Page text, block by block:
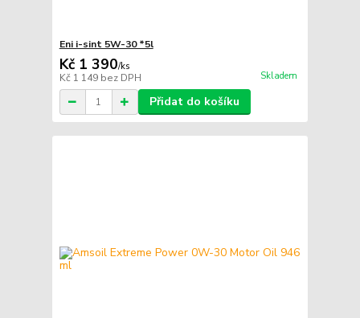
Eni i-sint 5W-30 *5l
Kč 1 390/ks
Kč 1 149 bez DPH Skladem
Přidat do košíku